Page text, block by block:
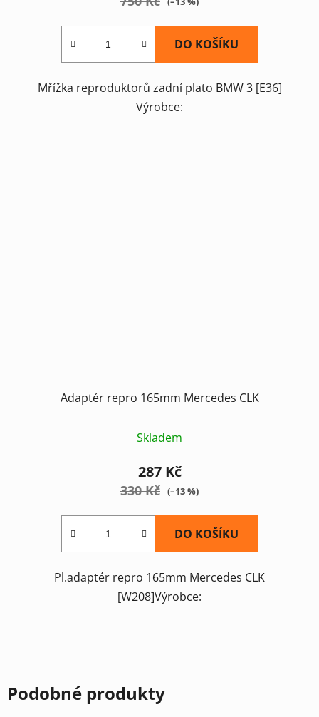
DO KOŠÍKU
Mřížka reproduktorů zadní plato BMW 3 [E36]
Výrobce:
Adaptér repro 165mm Mercedes CLK
Skladem
287 Kč
330 Kč (–13 %)
DO KOŠÍKU
Pl.adaptér repro 165mm Mercedes CLK
[W208]Výrobce:
Podobné produkty